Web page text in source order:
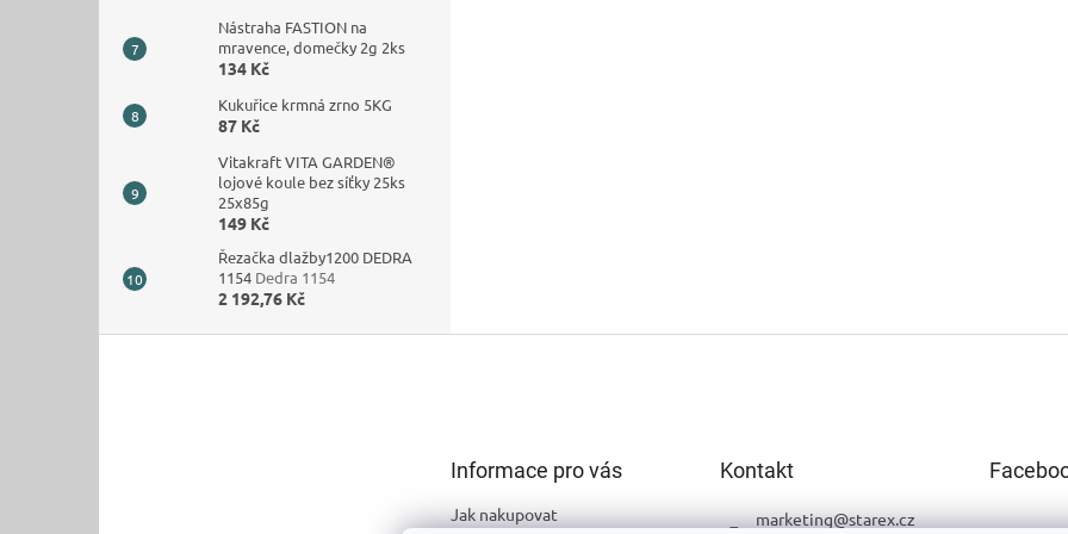
Nástraha FASTION na
mravence, domečky 2g 2ks
134 Kč
Kukuřice krmná zrno 5KG
87 Kč
Vitakraft VITA GARDEN®
lojové koule bez síťky 25ks
25x85g
149 Kč
Řezačka dlažby1200 DEDRA
1154 Dedra 1154
2 192,76 Kč
Informace pro vás
Jak nakupovat
Kontakt
marketing@starex.cz